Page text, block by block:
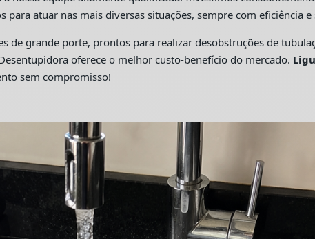
atuar nas mais diversas situações, sempre com eficiência e
de grande porte, prontos para realizar desobstruções de
oferece o melhor custo-benefício do mercado.
sem compromisso!